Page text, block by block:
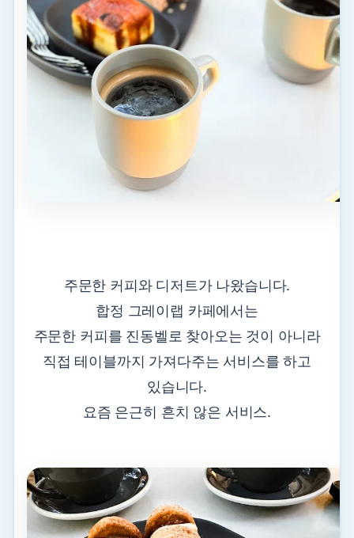
주문한 커피와 디저트가 나왔습니다.
합정 그레이랩 카페에서는
주문한 커피를 진동벨로 찾아오는 것이 아니라
직접 테이블까지 가져다주는 서비스를 하고
있습니다.
요즘 은근히 흔치 않은 서비스.